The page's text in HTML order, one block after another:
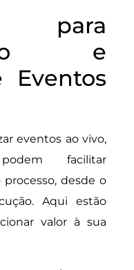
para
e
Eventos
eventos ao vivo,
facilitar
desde o
Aqui estão
valor à sua